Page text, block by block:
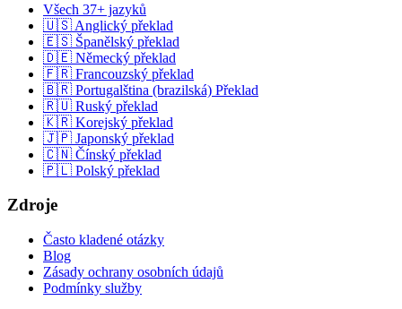
Všech 37+ jazyků
🇺🇸 Anglický překlad
🇪🇸 Španělský překlad
🇩🇪 Německý překlad
🇫🇷 Francouzský překlad
🇧🇷 Portugalština (brazilská) Překlad
🇷🇺 Ruský překlad
🇰🇷 Korejský překlad
🇯🇵 Japonský překlad
🇨🇳 Čínský překlad
🇵🇱 Polský překlad
Zdroje
Často kladené otázky
Blog
Zásady ochrany osobních údajů
Podmínky služby